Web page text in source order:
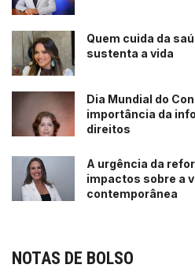
Quem cuida da
sustenta a vida
Dia Mundial do
importância da
direitos
A urgência da
impactos sobre a
contemporânea
NOTAS DE BOLSO